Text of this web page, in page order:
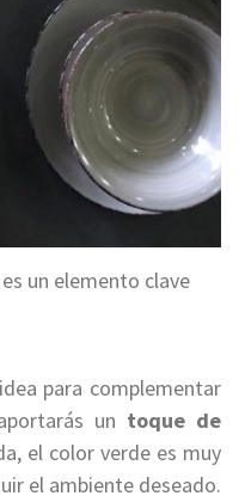
un elemento clave
para complementar
un toque de
el color verde es muy
el ambiente deseado.